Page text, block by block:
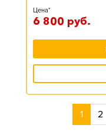
Цена*
6 800 руб.
1 2